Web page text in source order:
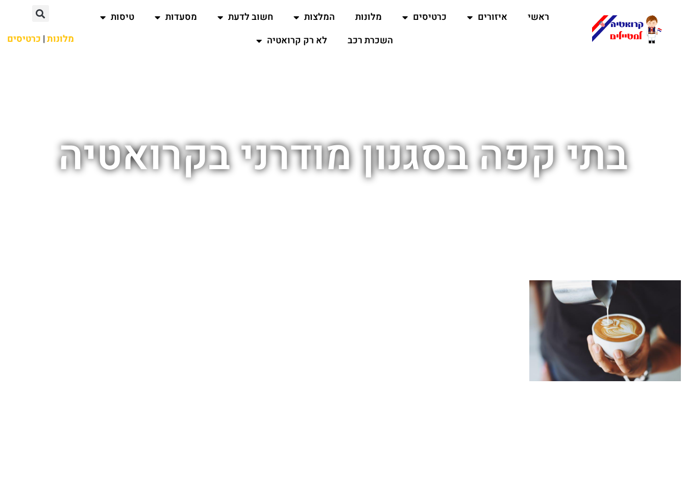
ראשי איזורים כרטיסים מלונות המלצות חשוב לדעת מסעדות
טיסות
השכרת רכב
לא רק קרואטיה מלונות| כרטיסים
בתי קפה בסגנון מודרני בקרואטיה